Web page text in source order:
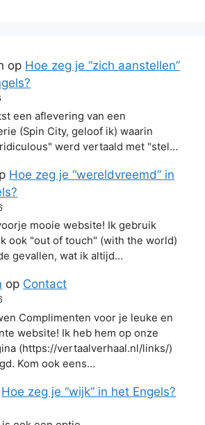
op Hoe zeg je “zich aanstellen”
een aflevering van een
(Spin City, geloof ik) waarin
werd vertaald met "stel…
Hoe zeg je “wereldvreemd” in
mooie website! Ik gebruik
ook "out of touch" (with the world)
gevallen, wat ik altijd…
op Contact
Complimenten voor je leuke en
website! Ik heb hem op onze
(https://vertaalverhaal.nl/links/)
Kom ook eens…
Hoe zeg je “wijk” in het Engels?